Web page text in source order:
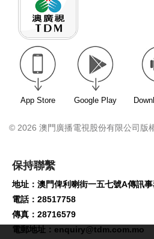
App Store Google Play
© 2026 澳門廣播電視股份有限公司版
保持聯繫
地址：澳門俾利喇街一五七號A傳訊
電話：28517758
傳真：28716579
電郵地址： enquiry@tdm.com.mo